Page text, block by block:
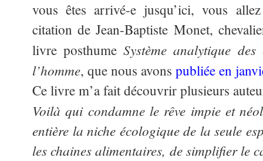
vous êtes arrivé-e jusqu’ici, vous
citation de Jean-Baptiste Monet,
livre posthumeSystème analytique
l’homme, que nous avons publiée en
Ce livre m’a fait découvrir plusieurs
Voilà qui condamne le rêve impie et
entière la niche écologique de la seule
les chaines alimentaires, de simplifier le